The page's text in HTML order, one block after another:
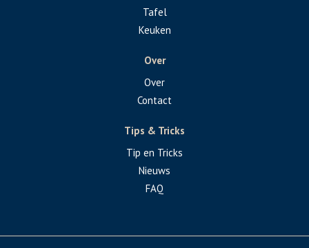
Tafel
Keuken
Over
Over
Contact
Tips & Tricks
Tip en Tricks
Nieuws
FAQ